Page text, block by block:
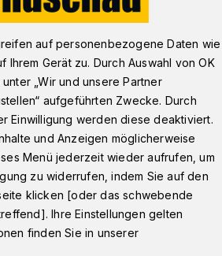
Volk
mit
auf personenbezogene Daten wie
Gerät zu. Durch Auswahl von OK
„Wir und unsere Partner
aufgeführten Zwecke. Durch
Einwilligung werden diese deaktiviert.
und Anzeigen möglicherweise
Menü jederzeit wieder aufrufen, um
zu widerrufen, indem Sie auf den
klicken [oder das schwebende
Ihre Einstellungen gelten
finden Sie in unserer